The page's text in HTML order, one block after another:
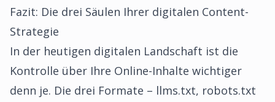
Fazit: Die drei Säulen Ihrer digitalen Content-
Strategie
In der heutigen digitalen Landschaft ist die
Kontrolle über Ihre Online-Inhalte wichtiger
denn je. Die drei Formate – llms.txt, robots.txt